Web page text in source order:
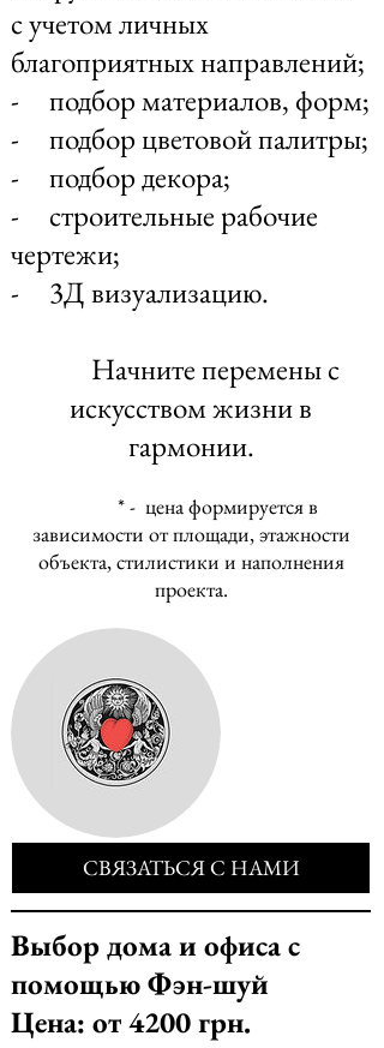
с учетом личных
благоприятных направлений;
- подбор материалов, форм;
- подбор цветовой палитры;
- подбор декора;
- строительные рабочие
чертежи;
- 3Д визуализацию.
Начните перемены с
искусством жизни в
гармонии.
* - цена формируется в
зависимости от площади, этажности
объекта, стилистики и наполнения
проекта.
СВЯЗАТЬСЯ С НАМИ
Выбор дома и офиса с
помощью Фэн-шуй
Цена: от 4200 грн.